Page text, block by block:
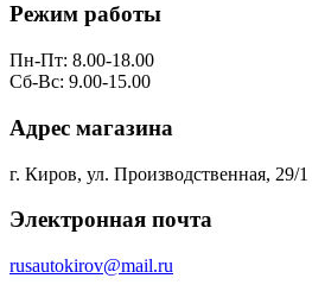
Режим работы
Пн-Пт: 8.00-18.00
Сб-Вс: 9.00-15.00
Адрес магазина
г. Киров, ул. Производственная, 29/1
Электронная почта
rusautokirov@mail.ru